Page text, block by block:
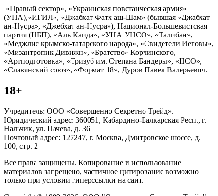
«Правый сектор», «Украинская повстанческая армия»
(УПА),«ИГИЛ», «Джабхат Фатх аш-Шам» (бывшая «Джабхат
ан-Нусра», «Джебхат ан-Нусра»), Национал-Большевистская
партия (НБП), «Аль-Каида», «УНА-УНСО», «Талибан»,
«Меджлис крымско-татарского народа», «Свидетели Иеговы»,
«Мизантропик Дивижн», «Братство» Корчинского,
«Артподготовка», «Тризуб им. Степана Бандеры», «НСО»,
«Славянский союз», «Формат-18», Дуров Павел Валерьевич.
18+
Учредитель: ООО «Совершенно Секретно Трейд».
Юридический адрес: 360051, Кабардино-Балкарская Респ., г.
Нальчик, ул. Пачева, д. 36
Почтовый адрес: 127247, г. Москва, Дмитровское шоссе, д.
100, стр. 2
Все права защищены. Копирование и использование
материалов запрещено, частичное цитирование возможно
только при условии гиперссылки на сайт.